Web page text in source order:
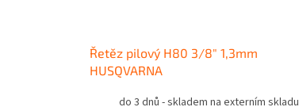
Řetěz pilový H80 3/8" 1,3mm
HUSQVARNA
do 3 dnů - skladem na externím skladu